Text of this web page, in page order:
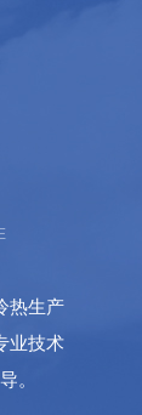
热生产
业技术
。